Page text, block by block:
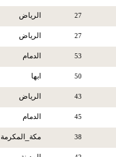
27 الرياض
27 الرياض
53 الدمام
50 ابها
43 الرياض
45 الدمام
38 مكة_المكرمة